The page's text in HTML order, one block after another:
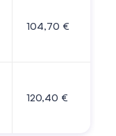
104,70 €
120,40 €